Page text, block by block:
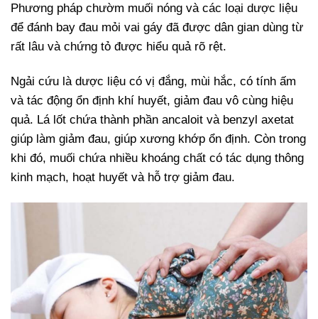
Phương pháp chườm muối nóng và các loại dược liệu
để đánh bay đau mỏi vai gáy đã được dân gian dùng từ
rất lâu và chứng tỏ được hiểu quả rõ rệt.
Ngải cứu là dược liệu có vị đắng, mùi hắc, có tính ấm
và tác động ổn định khí huyết, giảm đau vô cùng hiệu
quả. Lá lốt chứa thành phần ancaloit và benzyl axetat
giúp làm giảm đau, giúp xương khớp ổn định. Còn trong
khi đó, muối chứa nhiều khoáng chất có tác dụng thông
kinh mạch, hoạt huyết và hỗ trợ giảm đau.